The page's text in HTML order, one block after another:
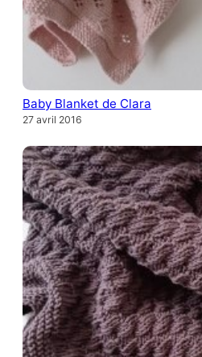
Baby Blanket de Clara
27 avril 2016